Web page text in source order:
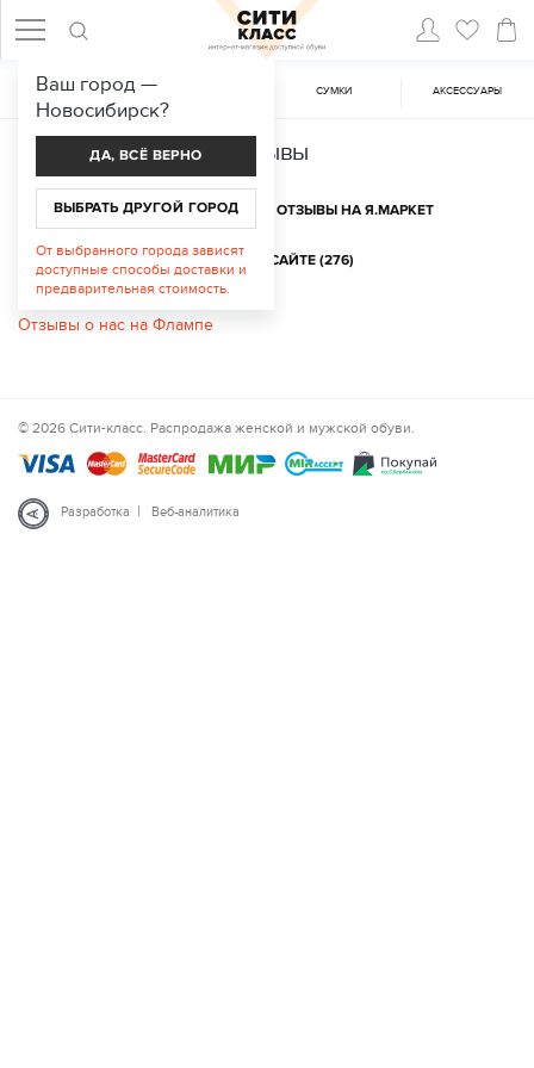
ЖЕНСКАЯ ОБУВЬ CУМКИ АКСЕССУАРЫ
Отзывы
ОТЗЫВЫ НА ФЛАМПЕ ОТЗЫВЫ НА Я.МАРКЕТ
ОТЗЫВЫ НА САЙТЕ (276)
Отзывы о нас на Флампе
© 2026 Сити-класс. Распродажа женской и мужской обуви.
Разработка | Веб-аналитика
Ваш город —
Новосибирск?
ДА, ВСЁ ВЕРНО
ВЫБРАТЬ ДРУГОЙ ГОРОД
От выбранного города зависят
доступные способы доставки и
предварительная стоимость.